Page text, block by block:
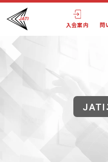
入会案内 問
JATI